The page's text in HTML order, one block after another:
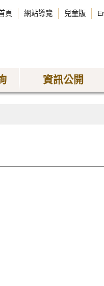
頁 網站導覽 兒童版
資訊公開